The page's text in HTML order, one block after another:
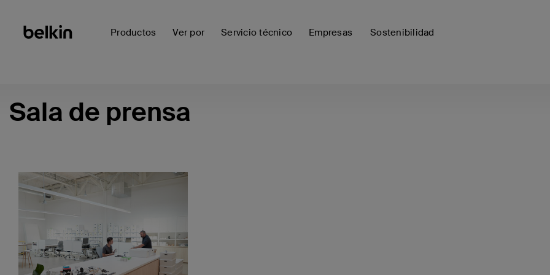
Productos Ver por Servicio técnico Empresas Sostenibilidad
Sala de prensa